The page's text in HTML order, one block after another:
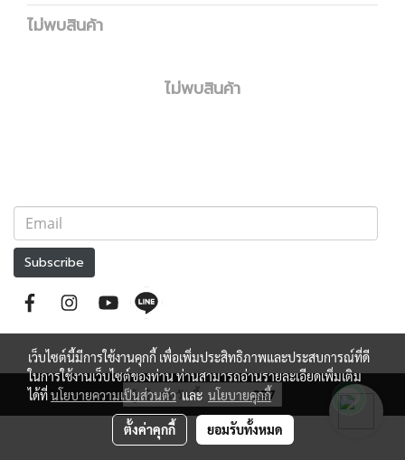
ไม่พบสินค้า
ไม่พบสินค้า
Subscribe
ผู้เข้าชมวันนี้ 337
เว็บไซต์นี้มีการใช้งานคุกกี้ เพื่อเพิ่มประสิทธิภาพและประสบการณ์ที่ดี
ในการใช้งานเว็บไซต์ของท่าน ท่านสามารถอ่านรายละเอียดเพิ่มเติม
ได้ที่นโยบายความเป็นส่วนตัวและ นโยบายคุกกี้
ตั้งค่าคุกกี้ ยอมรับทั้งหมด